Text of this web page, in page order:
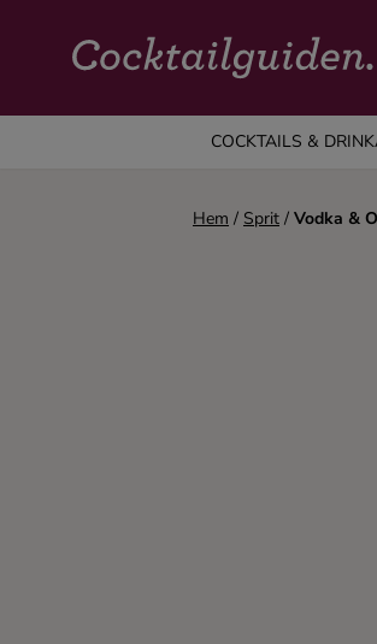
COCKTAILS &
COCKTAILS & DRINKAR
Alla cocktails & drinkar
Hem / Sprit / Vodka &